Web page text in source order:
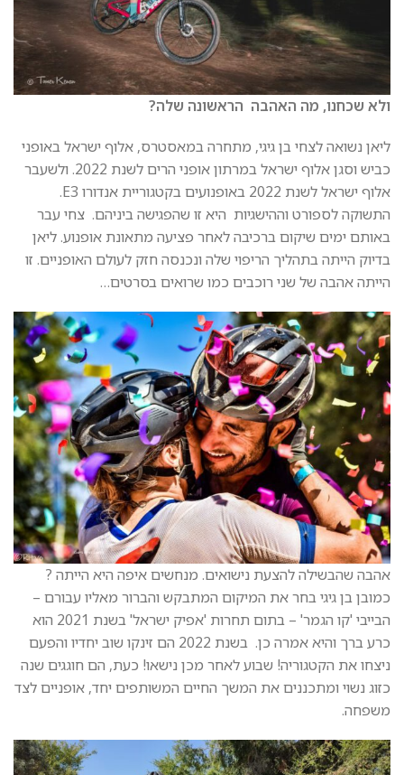
ולא שכחנו, מה האהבה הראשונה שלה?
ליאן נשואה לצחי בן גיגי, מתחרה במאסטרס, אלוף ישראל באופני
כביש וסגן אלוף ישראל במרתון אופני הרים לשנת 2022. ולשעבר
אלוף ישראל לשנת 2022 באופנועים בקטגוריית אנדורו E3.
התשוקה לספורט וההישגיות היא זו שהפגישה ביניהם. צחי עבר
באותם ימים שיקום ברכיבה לאחר פציעה מתאונת אופנוע. ליאן
בדיוק הייתה בתהליך הריפוי שלה ונכנסה חזק לעולם האופניים. זו
הייתה אהבה של שני רוכבים כמו שרואים בסרטים…
אהבה שהבשילה להצעת נישואים. מנחשים איפה היא הייתה ?
כמובן בן גיגי בחר את המיקום המתבקש והברור מאליו עבורם –
הבייבי 'קו הגמר' – בתום תחרות 'אפיק ישראל' בשנת 2021 הוא
כרע ברך והיא אמרה כן. בשנת 2022 הם זינקו שוב יחדיו והפעם
ניצחו את הקטגוריה! שבוע לאחר מכן נישאו! כעת, הם חוגגים שנה
כזוג נשוי ומתכננים את המשך החיים המשותפים יחד, אופניים לצד
משפחה.